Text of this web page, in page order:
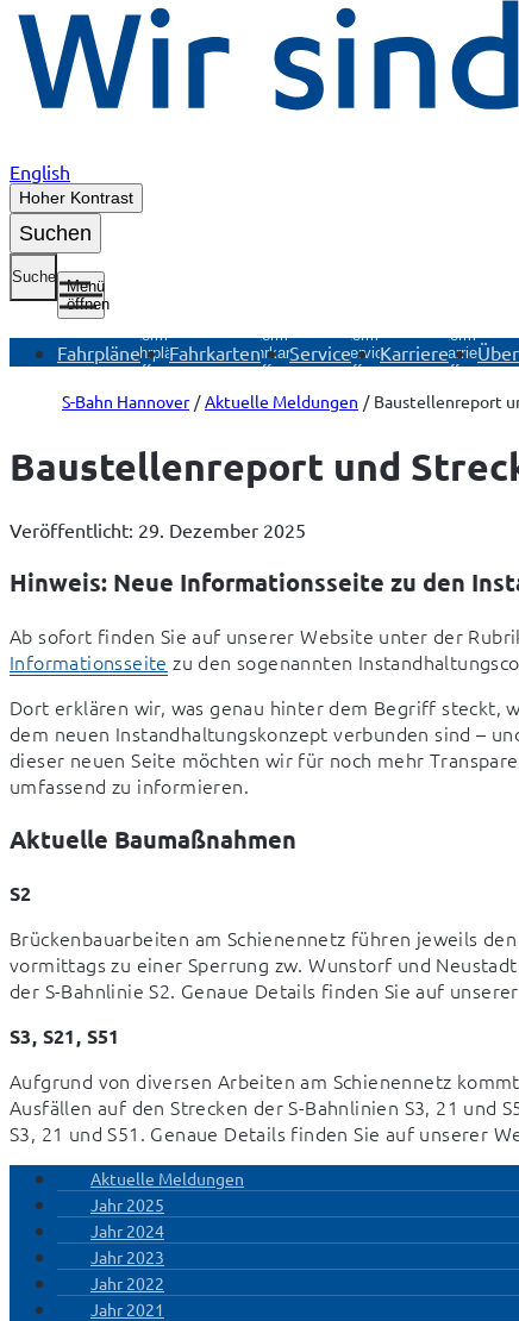
English
Hoher Kontrast
Suchen
Suche
Menü
öffnen
Fahrpläne
Untermenü
Fahrpläne
öffnen
Fahrkarten
Untermenü
Fahrkarten
öffnen
Service
Untermenü
Service
öffnen
Karriere
Untermenü
Karriere
öffnen
S-Bahn Hannover Aktuelle Meldungen Baustellenreport
Baustellenreport und
Veröffentlicht: 29. Dezember 2025
Hinweis: Neue Informationsseite zu den
Ab sofort finden Sie auf unserer Website unter der
Informationsseite zu den sogenannten
Dort erklären wir, was genau hinter dem Begriff steckt,
dem neuen Instandhaltungskonzept verbunden sind –
dieser neuen Seite möchten wir für noch mehr
umfassend zu informieren.
Aktuelle Baumaßnahmen
S2
Brückenbauarbeiten am Schienennetz führen jeweils
vormittags zu einer Sperrung zw. Wunstorf und
der S-Bahnlinie S2. Genaue Details finden Sie auf
S3, S21, S51
Aufgrund von diversen Arbeiten am Schienennetz
Ausfällen auf den Strecken der S-Bahnlinien S3, 21 und
S3, 21 und S51. Genaue Details finden Sie auf unserer
Aktuelle Meldungen
Jahr 2025
Jahr 2024
Jahr 2023
Jahr 2022
Jahr 2021